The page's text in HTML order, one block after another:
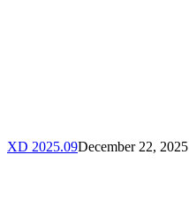
XD 2025.09December 22, 2025